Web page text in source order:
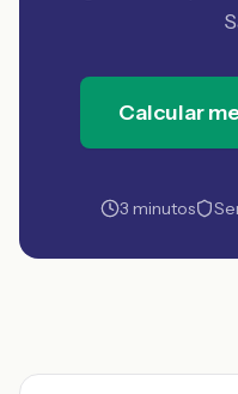
Calcular
3 minutos